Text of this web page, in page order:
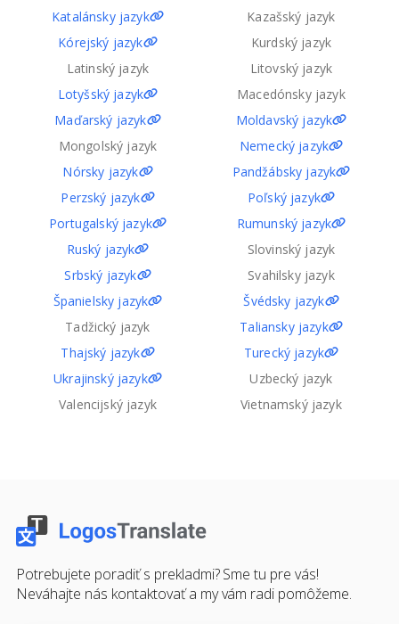
Katalánsky jazyk
Kazašský jazyk
Kórejský jazyk
Kurdský jazyk
Latinský jazyk
Litovský jazyk
Lotyšský jazyk
Macedónsky jazyk
Maďarský jazyk
Moldavský jazyk
Mongolský jazyk
Nemecký jazyk
Nórsky jazyk
Pandžábsky jazyk
Perzský jazyk
Poľský jazyk
Portugalský jazyk
Rumunský jazyk
Ruský jazyk
Slovinský jazyk
Srbský jazyk
Svahilsky jazyk
Španielsky jazyk
Švédsky jazyk
Tadžický jazyk
Taliansky jazyk
Thajský jazyk
Turecký jazyk
Ukrajinský jazyk
Uzbecký jazyk
Valencijský jazyk
Vietnamský jazyk
Potrebujete poradiť s prekladmi? Sme tu pre vás!
Neváhajte nás kontaktovať a my vám radi pomôžeme.